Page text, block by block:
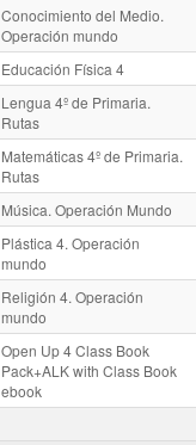
Conocimiento del Medio.
Operación mundo
Educación Física 4
Lengua 4º de Primaria.
Rutas
Matemáticas 4º de Primaria.
Rutas
Música. Operación Mundo
Plástica 4. Operación
mundo
Religión 4. Operación
mundo
Open Up 4 Class Book
Pack+ALK with Class Book
ebook